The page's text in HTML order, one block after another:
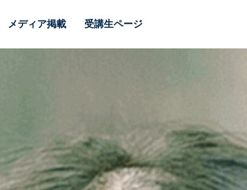
メディア掲載 受講生ページ